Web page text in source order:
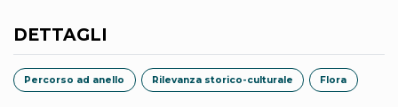
DETTAGLI
Percorso ad anello Rilevanza storico-culturale Flora